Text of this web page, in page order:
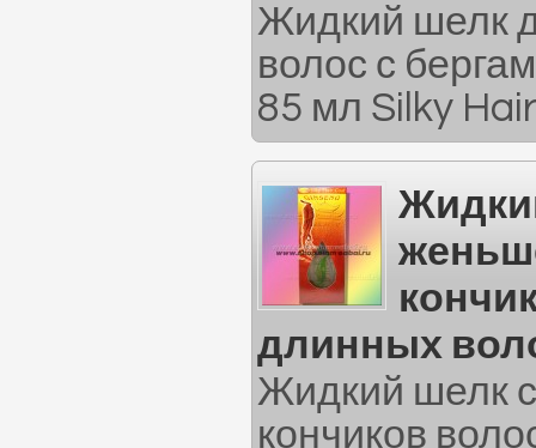
Жидкий шелк
волос с
85 мл Silky
длинных
Жидкий шелк
кончиков